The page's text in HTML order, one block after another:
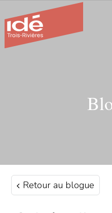
Retour au blogue